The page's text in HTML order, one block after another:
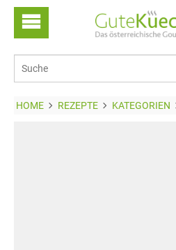
HOME REZEPTE KATEGORIEN